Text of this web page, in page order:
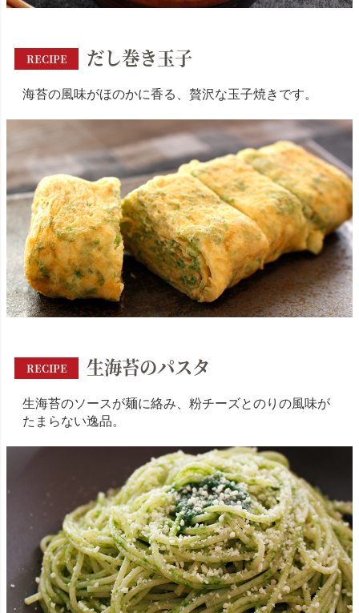
RECIPE だし巻き玉子
海苔の風味がほのかに香る、贅沢な玉子焼きです。
RECIPE 生海苔のパスタ
生海苔のソースが麺に絡み、粉チーズとのりの風味が
たまらない逸品。